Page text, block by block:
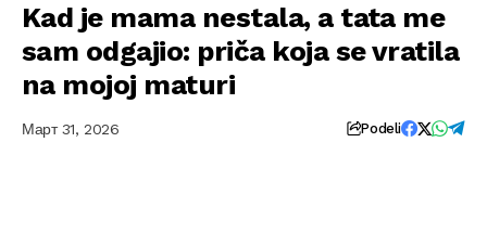
Kad je mama nestala, a tata me
sam odgajio: priča koja se vratila
na mojoj maturi
Март 31, 2026 Podeli